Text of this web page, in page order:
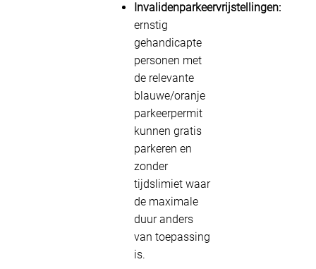
Invalidenparkeervrijstellingen:
ernstig
gehandicapte
personen met
de relevante
blauwe/oranje
parkeerpermit
kunnen gratis
parkeren en
zonder
tijdslimiet waar
de maximale
duur anders
van toepassing
is.